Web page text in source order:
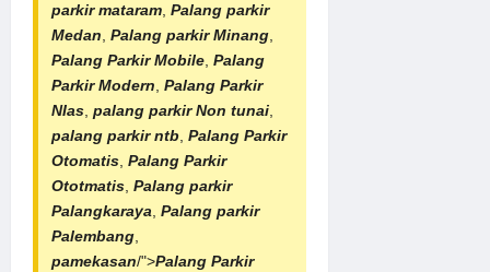
parkir mataram, Palang parkir
Medan, Palang parkir Minang,
Palang Parkir Mobile, Palang
Parkir Modern, Palang Parkir
NIas, palang parkir Non tunai,
palang parkir ntb, Palang Parkir
Otomatis, Palang Parkir
Ototmatis, Palang parkir
Palangkaraya, Palang parkir
Palembang,
pamekasan/">Palang Parkir